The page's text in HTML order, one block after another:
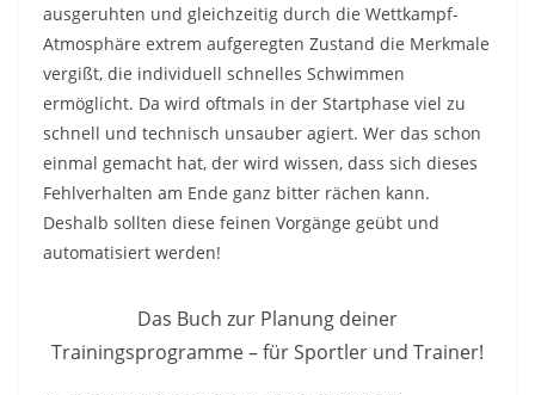
ausgeruhten und gleichzeitig durch die Wettkampf-
Atmosphäre extrem aufgeregten Zustand die Merkmale
vergißt, die individuell schnelles Schwimmen
ermöglicht. Da wird oftmals in der Startphase viel zu
schnell und technisch unsauber agiert. Wer das schon
einmal gemacht hat, der wird wissen, dass sich dieses
Fehlverhalten am Ende ganz bitter rächen kann.
Deshalb sollten diese feinen Vorgänge geübt und
automatisiert werden!
Das Buch zur Planung deiner
Trainingsprogramme – für Sportler und Trainer!